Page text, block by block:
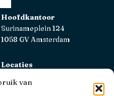
van
Hoofdkantoor
Surinameplein 124
1058 GV Amsterdam
Locaties